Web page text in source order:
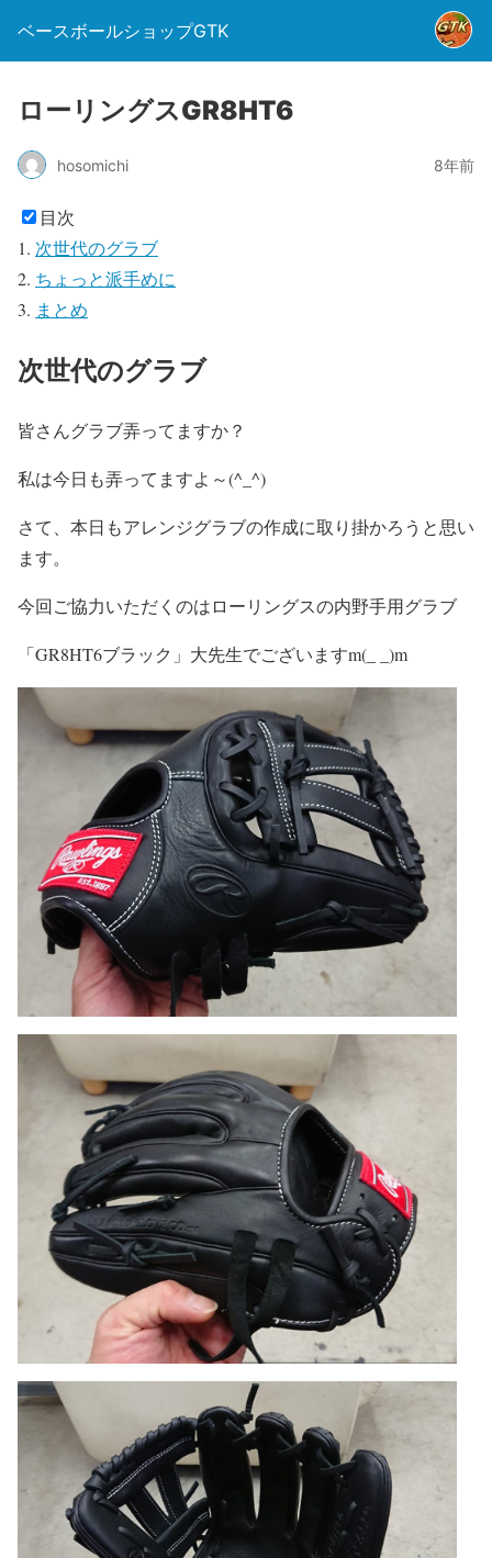
ベースボールショップGTK
ローリングスGR8HT6
hosomichi 8年前
目次
次世代のグラブ
ちょっと派手めに
まとめ
次世代のグラブ
皆さんグラブ弄ってますか？
私は今日も弄ってますよ～(^_^)
さて、本日もアレンジグラブの作成に取り掛かろうと思い
ます。
今回ご協力いただくのはローリングスの内野手用グラブ
「GR8HT6ブラック」大先生でございますm(_ _)m